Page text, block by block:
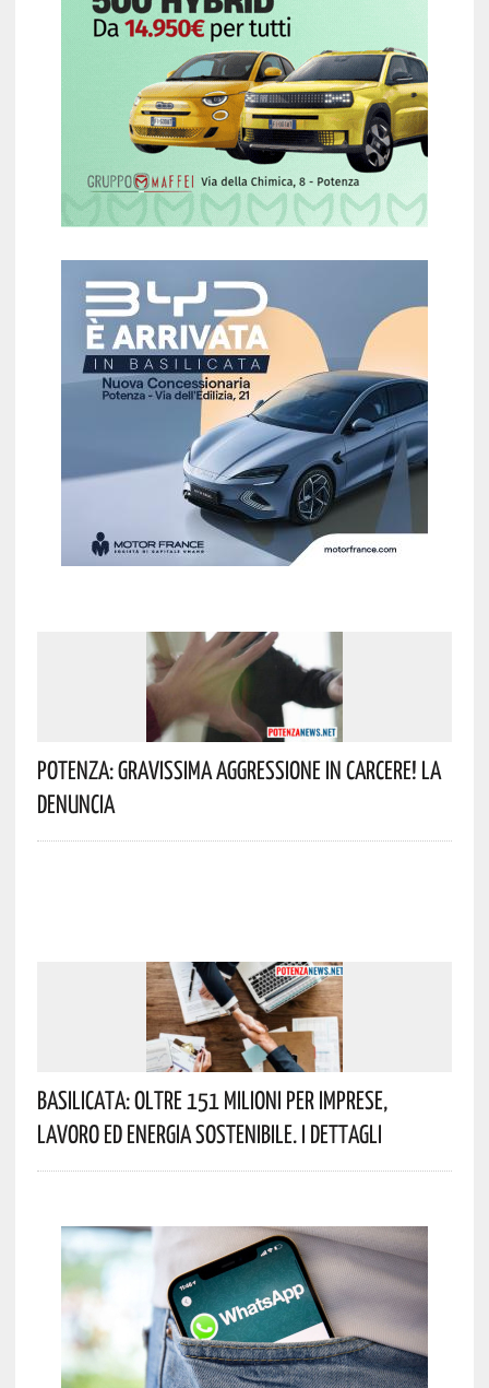
Potenza: Gravissima Aggressione In Carcere! La
Denuncia
Basilicata: Oltre 151 Milioni Per Imprese,
Lavoro Ed Energia Sostenibile. I Dettagli